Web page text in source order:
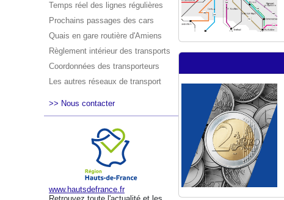
Temps réel des lignes régulières
Prochains passages des cars
Quais en gare routière d'Amiens
Règlement intérieur des transports
Coordonnées des transporteurs
Les autres réseaux de transport
>> Nous contacter
www.hautsdefrance.fr